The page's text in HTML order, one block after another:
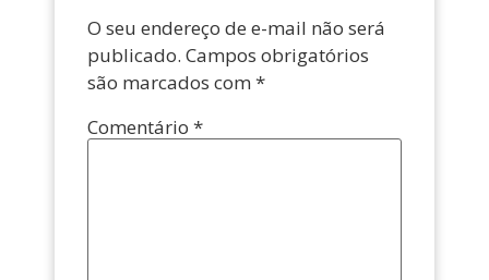
O seu endereço de e-mail não será
publicado. Campos obrigatórios
são marcados com *
Comentário *